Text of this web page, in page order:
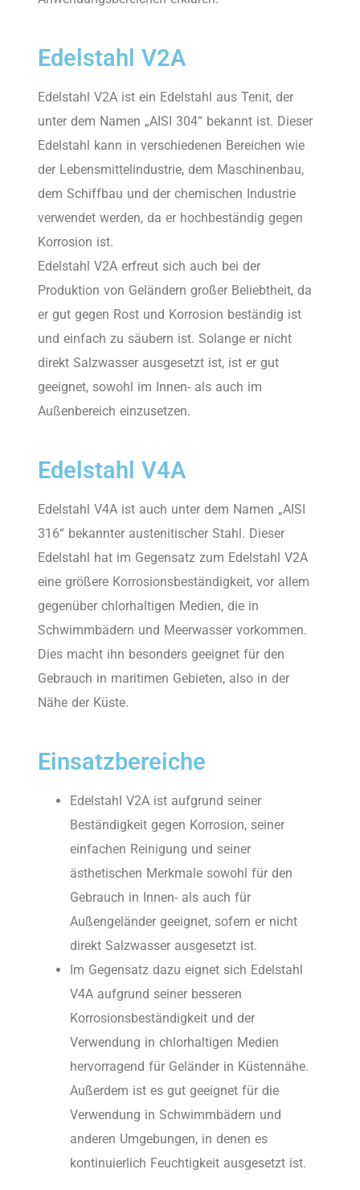
Edelstahl V2A
Edelstahl V2A ist ein Edelstahl aus Tenit, der
unter dem Namen „AISI 304“ bekannt ist. Dieser
Edelstahl kann in verschiedenen Bereichen wie
der Lebensmittelindustrie, dem Maschinenbau,
dem Schiffbau und der chemischen Industrie
verwendet werden, da er hochbeständig gegen
Korrosion ist.
Edelstahl V2A erfreut sich auch bei der
Produktion von Geländern großer Beliebtheit, da
er gut gegen Rost und Korrosion beständig ist
und einfach zu säubern ist. Solange er nicht
direkt Salzwasser ausgesetzt ist, ist er gut
geeignet, sowohl im Innen- als auch im
Außenbereich einzusetzen.
Edelstahl V4A
Edelstahl V4A ist auch unter dem Namen „AISI
316“ bekannter austenitischer Stahl. Dieser
Edelstahl hat im Gegensatz zum Edelstahl V2A
eine größere Korrosionsbeständigkeit, vor allem
gegenüber chlorhaltigen Medien, die in
Schwimmbädern und Meerwasser vorkommen.
Dies macht ihn besonders geeignet für den
Gebrauch in maritimen Gebieten, also in der
Nähe der Küste.
Einsatzbereiche
Edelstahl V2A ist aufgrund seiner
Beständigkeit gegen Korrosion, seiner
einfachen Reinigung und seiner
ästhetischen Merkmale sowohl für den
Gebrauch in Innen- als auch für
Außengeländer geeignet, sofern er nicht
direkt Salzwasser ausgesetzt ist.
Im Gegensatz dazu eignet sich Edelstahl
V4A aufgrund seiner besseren
Korrosionsbeständigkeit und der
Verwendung in chlorhaltigen Medien
hervorragend für Geländer in Küstennähe.
Außerdem ist es gut geeignet für die
Verwendung in Schwimmbädern und
anderen Umgebungen, in denen es
kontinuierlich Feuchtigkeit ausgesetzt ist.